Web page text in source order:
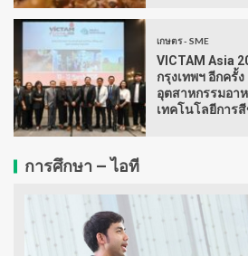
เกษตร - SME
VICTAM Asia
กรุงเทพฯ อีกครั้
อุตสาหกรรมอา
เทคโนโลยีการ
การศึกษา – ไอที